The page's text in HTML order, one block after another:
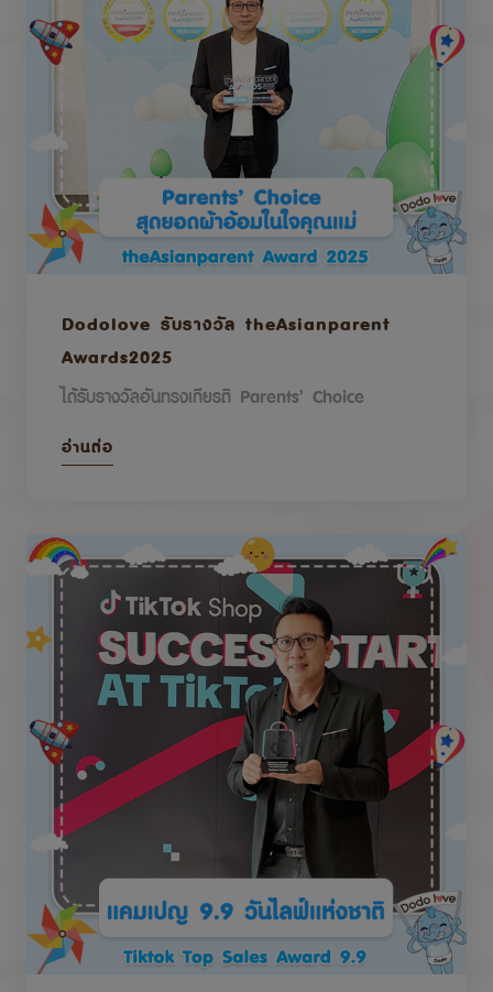
Dodolove รับรางวัล theAsianparent
Awards2025
ได้รับรางวัลอันทรงเกียรติ Parents’ Choice
อ่านต่อ